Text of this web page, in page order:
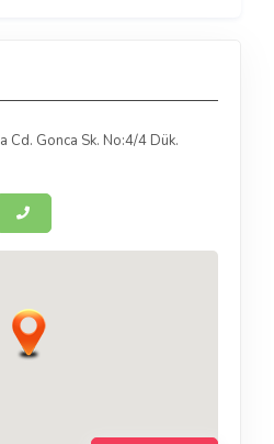
Cd. Gonca Sk. No:4/4 Dük.